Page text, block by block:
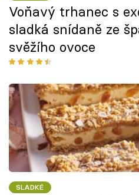
Voňavý trhanec s
sladká snídaně ze
svěžího ovoce
SLADKÉ